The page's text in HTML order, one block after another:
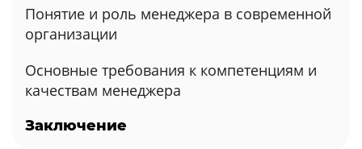
Понятие и роль менеджера в современной
организации
Основные требования к компетенциям и
качествам менеджера
Заключение